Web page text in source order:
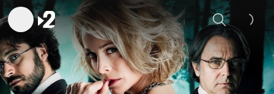
Sök